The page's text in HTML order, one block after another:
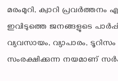
മരംമുറി, ക്വാറി പ്രവർത്തനം
ഇവിടുത്തെ ജനങ്ങളുടെ
വ്യവസായം, വ്യാപാരം,
സംരക്ഷിക്കുന്ന നയമാണ്